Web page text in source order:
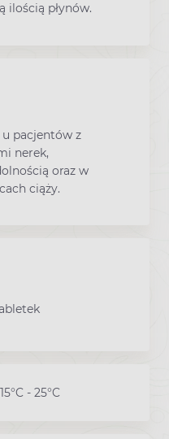
ilością płynów.
u pacjentów z
nerek,
oraz w
ciąży.
15°C - 25°C